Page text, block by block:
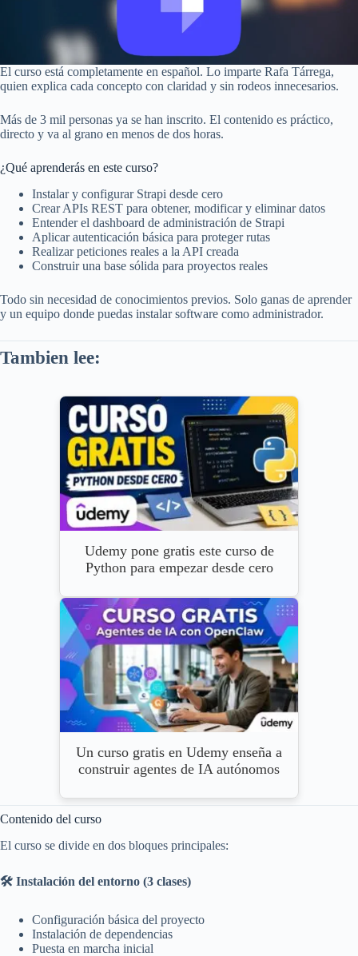
El curso está completamente en español. Lo imparte Rafa Tárrega,
quien explica cada concepto con claridad y sin rodeos innecesarios.
Más de 3 mil personas ya se han inscrito. El contenido es práctico,
directo y va al grano en menos de dos horas.
¿Qué aprenderás en este curso?
Instalar y configurar Strapi desde cero
Crear APIs REST para obtener, modificar y eliminar datos
Entender el dashboard de administración de Strapi
Aplicar autenticación básica para proteger rutas
Realizar peticiones reales a la API creada
Construir una base sólida para proyectos reales
Todo sin necesidad de conocimientos previos. Solo ganas de aprender
y un equipo donde puedas instalar software como administrador.
Tambien lee:
Udemy pone gratis este curso de
Python para empezar desde cero
Un curso gratis en Udemy enseña a
construir agentes de IA autónomos
Contenido del curso
El curso se divide en dos bloques principales:
🛠️ Instalación del entorno (3 clases)
Configuración básica del proyecto
Instalación de dependencias
Puesta en marcha inicial